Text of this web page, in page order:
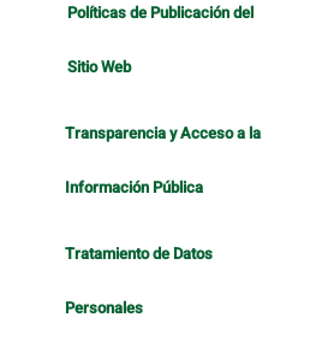
Políticas de Publicación del
Sitio Web
Transparencia y Acceso a la
Información Pública
Tratamiento de Datos
Personales